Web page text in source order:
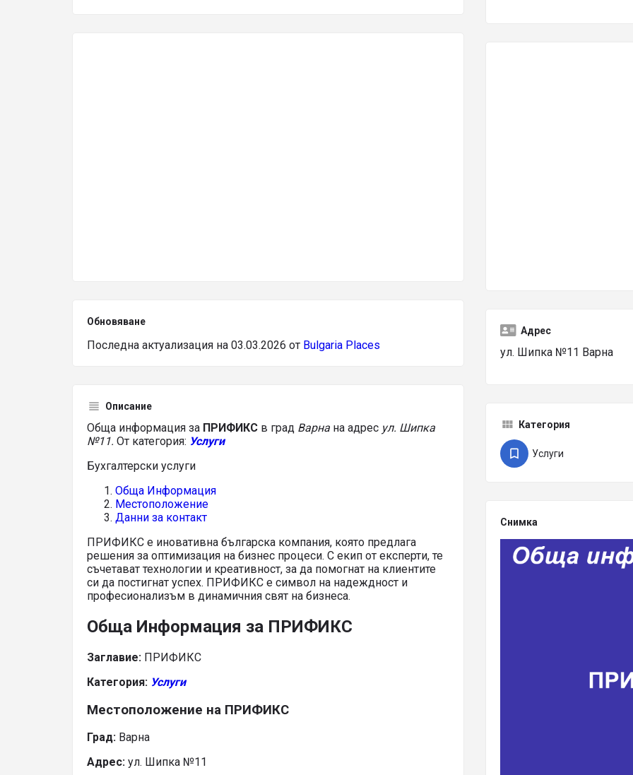
Обновяване
Последна актуализация на 03.03.2026 от Bulgaria Places
Описание
Обща информация за ПРИФИКС в град Варна на адрес ул. Шипка
№11. От категория: Услуги
Бухгалтерски услуги
Обща Информация
Местоположение
Данни за контакт
ПРИФИКС е иновативна българска компания, която предлага
решения за оптимизация на бизнес процеси. С екип от експерти, те
съчетават технологии и креативност, за да помогнат на клиентите
си да постигнат успех. ПРИФИКС е символ на надеждност и
професионализъм в динамичния свят на бизнеса.
Обща Информация за ПРИФИКС
Заглавие: ПРИФИКС
Категория: Услуги
Местоположение на ПРИФИКС
Град: Варна
Адрес: ул. Шипка №11
Адрес
ул. Шипка №11 Варна
Категория
Услуги
Снимка